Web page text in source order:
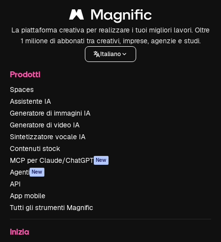
La piattaforma creativa per realizzare i tuoi migliori lavori. Oltre
1 milione di abbonati tra creativi, imprese, agenzie e studi.
Italiano
Prodotti
Spaces
Assistente IA
Generatore di immagini IA
Generatore di video IA
Sintetizzatore vocale IA
Contenuti stock
MCP per Claude/ChatGPT New
Agenti New
API
App mobile
Tutti gli strumenti Magnific
Inizia